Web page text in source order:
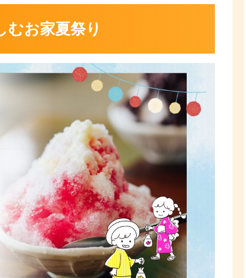
むお家夏祭り